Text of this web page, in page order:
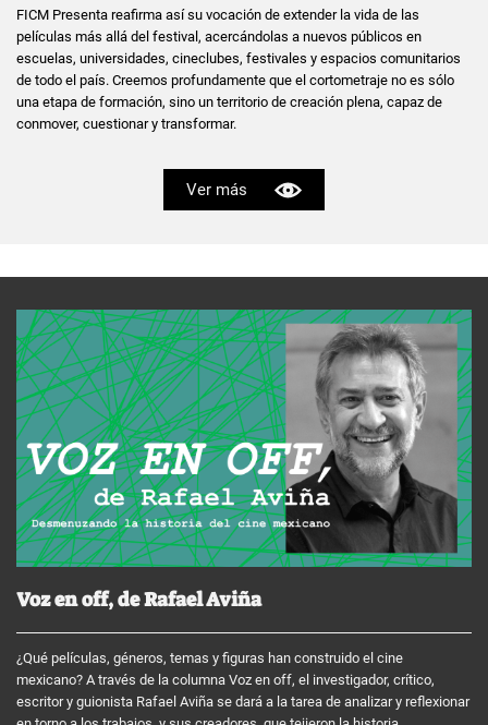
FICM Presenta reafirma así su vocación de extender la vida de las
películas más allá del festival, acercándolas a nuevos públicos en
escuelas, universidades, cineclubes, festivales y espacios comunitarios
de todo el país. Creemos profundamente que el cortometraje no es sólo
una etapa de formación, sino un territorio de creación plena, capaz de
conmover, cuestionar y transformar.
Ver más
Voz en off, de Rafael Aviña
¿Qué películas, géneros, temas y figuras han construido el cine
mexicano? A través de la columna Voz en off, el investigador, crítico,
escritor y guionista Rafael Aviña se dará a la tarea de analizar y reflexionar